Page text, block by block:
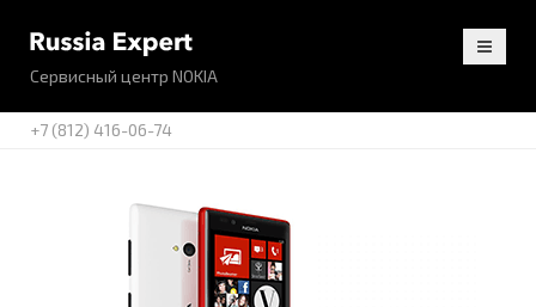
Сервисный центр NOKIA
+7 (812) 416-06-74